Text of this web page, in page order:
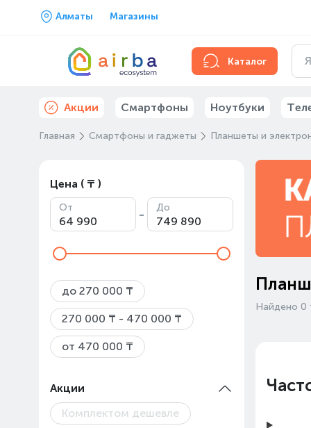
Алматы Магазины
Каталог
Акции Смартфоны Ноутбуки
Главная Смартфоны и гаджеты Планшеты и
Цена ( ₸ )
От - До
до 270 000 ₸
270 000 ₸ - 470 000 ₸
от 470 000 ₸
Акции
Комплектом дешевле
Найдено 0